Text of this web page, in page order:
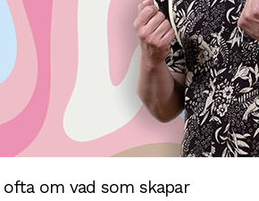
om vad som skapar